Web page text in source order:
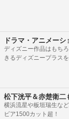
ドラマ・アニメーシ
ディズニー作品はもち
きるディズニープラス
松下洸平＆赤楚衛二
横浜流星や板垣瑞生な
ビア1500カット超！